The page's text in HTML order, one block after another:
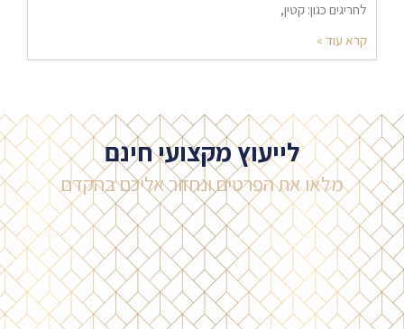
לחריגים כגון: קטין,
קרא עוד »
לייעוץ מקצועי חינם
מלאו את הפרטים​ ונחזור אליכם בהקדם